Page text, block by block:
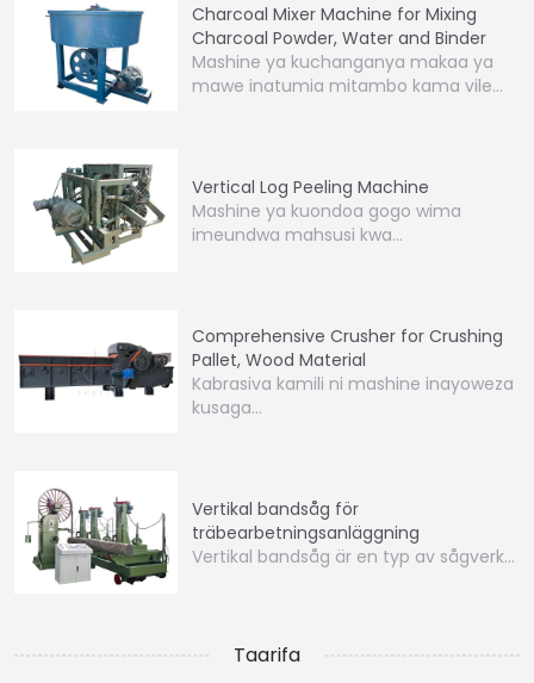
Charcoal Mixer Machine for Mixing
Charcoal Powder, Water and Binder
Mashine ya kuchanganya makaa ya
mawe inatumia mitambo kama vile
Vertical Log Peeling Machine
Mashine ya kuondoa gogo wima
imeundwa mahsusi kwa…
Comprehensive Crusher for Crushing
Pallet, Wood Material
Kabrasiva kamili ni mashine inayoweza
kusaga…
Vertikal bandsåg för
träbearbetningsanläggning
Vertikal bandsåg är en typ av sågverk…
Taarifa